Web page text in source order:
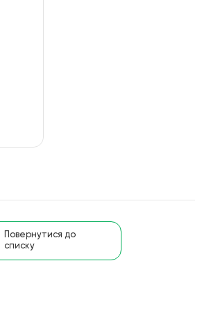
Повернутися до
списку